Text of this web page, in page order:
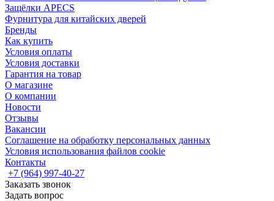
Защёлки APECS
Фурнитура для китайских дверей
Бренды
Как купить
Условия оплаты
Условия доставки
Гарантия на товар
О магазине
О компании
Новости
Отзывы
Вакансии
Соглашение на обработку персональных данных
Условия использования файлов cookie
Контакты
+7 (964) 997-40-27
Заказать звонок
Задать вопрос